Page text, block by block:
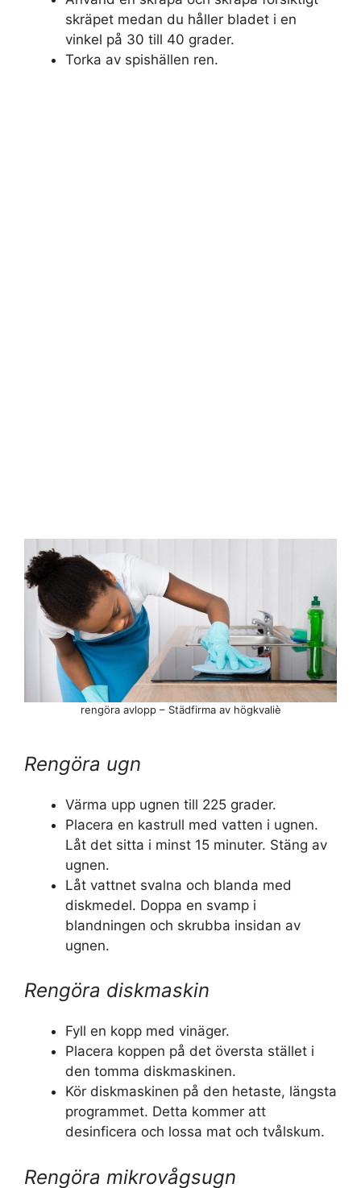
skräpet medan du håller bladet i en
vinkel på 30 till 40 grader.
Torka av spishällen ren.
Rengöra ugn
Värma upp ugnen till 225 grader.
Placera en kastrull med vatten i ugnen.
Låt det sitta i minst 15 minuter. Stäng av
ugnen.
Låt vattnet svalna och blanda med
diskmedel. Doppa en svamp i
blandningen och skrubba insidan av
ugnen.
Rengöra diskmaskin
Fyll en kopp med vinäger.
Placera koppen på det översta stället i
den tomma diskmaskinen.
Kör diskmaskinen på den hetaste, längsta
programmet. Detta kommer att
desinficera och lossa mat och tvålskum.
Rengöra mikrovågsugn
rengöra avlopp – Städfirma av högkvaliè